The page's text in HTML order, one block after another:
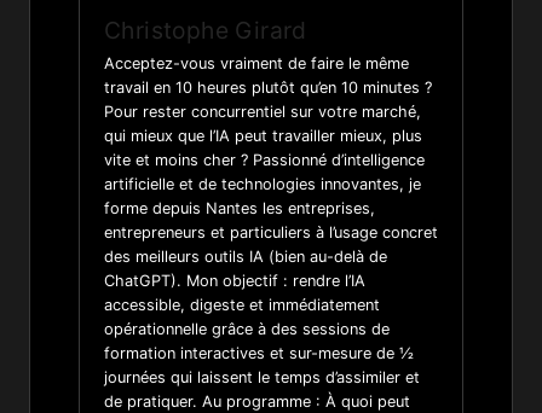
Christophe Girard
Acceptez-vous vraiment de faire le même
travail en 10 heures plutôt qu’en 10 minutes ?
Pour rester concurrentiel sur votre marché,
qui mieux que l’IA peut travailler mieux, plus
vite et moins cher ? Passionné d’intelligence
artificielle et de technologies innovantes, je
forme depuis Nantes les entreprises,
entrepreneurs et particuliers à l’usage concret
des meilleurs outils IA (bien au-delà de
ChatGPT). Mon objectif : rendre l’IA
accessible, digeste et immédiatement
opérationnelle grâce à des sessions de
formation interactives et sur-mesure de ½
journées qui laissent le temps d’assimiler et
de pratiquer. Au programme : À quoi peut